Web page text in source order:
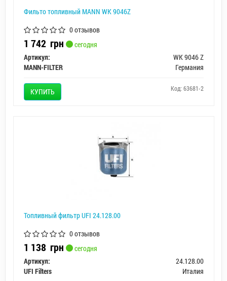
Фильто топливный MANN WK 9046Z
0 отзывов
1 742 грн
сегодня
Артикул:
WK 9046 Z
MANN-FILTER
Германия
КУПИТЬ Код: 63681-2
Топливный фильтр UFI 24.128.00
0 отзывов
1 138 грн
сегодня
Артикул:
24.128.00
UFI Filters
Италия